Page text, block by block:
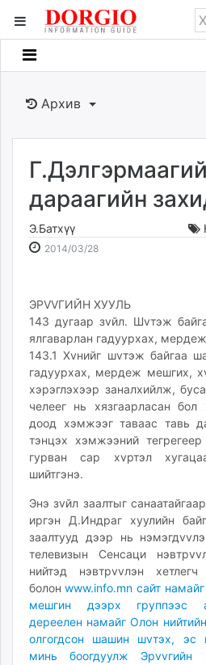
Мэдээллийн
Банк санхүү
Бизнес ААН
Төрийн
Нийслэлийн
dorgio.mn
Gogo.mn
zindaa.mn
Baabar.mn
tovch.mn
ikon.mn
mnb.mn
Livetv.mn
Eguur.mn
24tsag.mn
shuud.mn
eagle.mn
ergelt.mn
zarig.mn
today.mn
zuv.mn
mminfo.mn
ugluu.mn
urlag.mn
unen.mn
Архив
дараагийн
Э.Батхүү
2014/03/282014-
17:07:03
2026-
10:00:05
ЭРVVГИЙН ХУУЛЬ
143 дугаар зvйл. Шvтэж
ялгаварлан гадуурхах,
143.1 Хvнийг шvтэж байгаа
гадуурхах, мердеж мешгих,
хэрэглэхээр заналхийлж,
челеег нь хязгаарласан бол
доод хэмжээг таваас тавь
тэнцэх хэмжээний
гурван сар хvртэл
шийтгэнэ.
Энэ зvйл заалтыг
иргэн Д.Индраг хуулийн
заалтууд дээр нь
телевизын Сенсаци
нийтэд нэвтрvvлэн
болон www.info.mn сайт
мешгин дээрх группээс
дереелен намайг Олон
олгогдсон шашин шvтэх, эс
минь боогдуулж Эрvvгийн